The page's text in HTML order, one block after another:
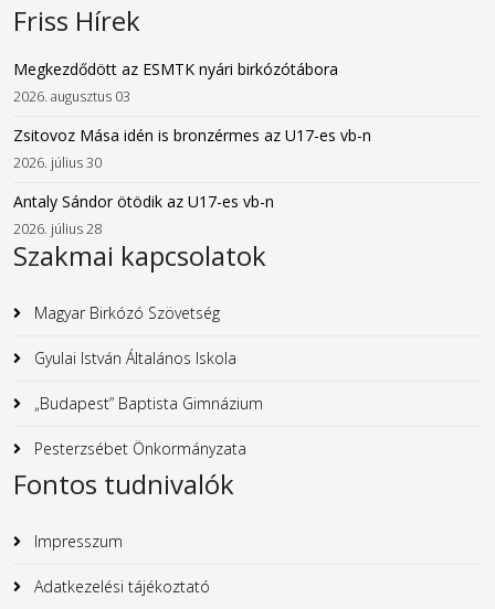
Friss Hírek
Megkezdődött az ESMTK nyári birkózótábora
2026. augusztus 03
Zsitovoz Mása idén is bronzérmes az U17-es vb-n
2026. július 30
Antaly Sándor ötödik az U17-es vb-n
2026. július 28
Szakmai kapcsolatok
Magyar Birkózó Szövetség
Gyulai István Általános Iskola
„Budapest” Baptista Gimnázium
Pesterzsébet Önkormányzata
Fontos tudnivalók
Impresszum
Adatkezelési tájékoztató